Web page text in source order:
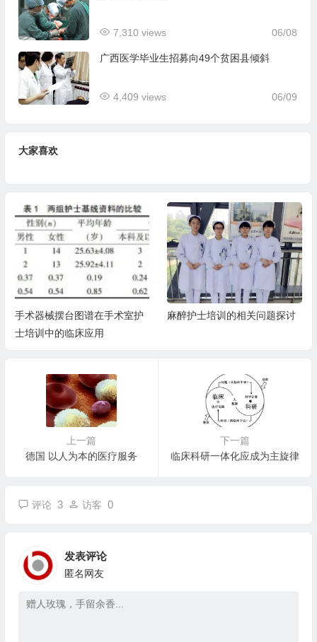
06/08
7,310 views
广西医学毕业生招募向49个贫困县倾斜
06/09
4,409 views
大家喜欢
手术器械摆台图谱在手术室护
士培训中的临床应用
麻醉护士培训的相关问题探讨
上一篇
德国 以人为本的医疗服务
下一篇
临床科研一体化应成为主旋律
评论 3 访客 0
发表评论
匿名网友